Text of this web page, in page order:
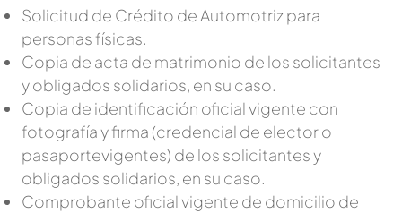
Solicitud de Crédito de Automotriz para
personas físicas.
Copia de acta de matrimonio de los solicitantes
y obligados solidarios, en su caso.
Copia de identificación oficial vigente con
fotografía y firma (credencial de elector o
pasaportevigentes) de los solicitantes y
obligados solidarios, en su caso.
Comprobante oficial vigente de domicilio de